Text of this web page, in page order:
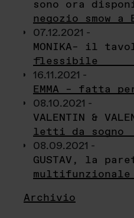
sono ora
negozio smow a
07.12.2021 -
MONIKA– il
flessibile
16.11.2021 -
EMMA – fatta
08.10.2021 -
VALENTIN &
letti da sogno
08.09.2021 -
GUSTAV, la
Archivio